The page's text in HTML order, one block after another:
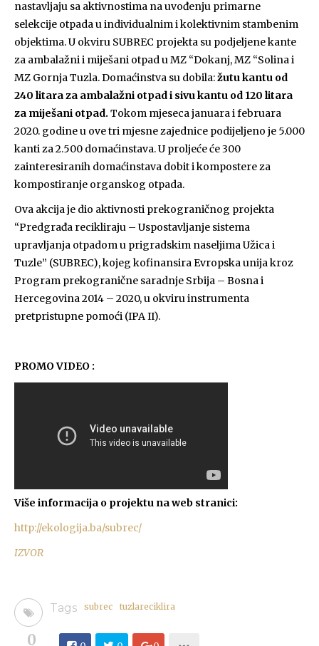
nastavljaju sa aktivnostima na uvođenju primarne
selekcije otpada u individualnim i kolektivnim stambenim
objektima. U okviru SUBREC projekta su podjeljene kante
za ambalažni i miješani otpad u MZ “Dokanj, MZ “Solina i
MZ Gornja Tuzla. Domaćinstva su dobila:žutu kantu od
240 litara za ambalažni otpad i sivu kantu od 120 litara
za miješani otpad. Tokom mjeseca januara i februara
2020. godine u ove tri mjesne zajednice podijeljeno je 5.000
kanti za 2.500 domaćinstava. U proljeće će 300
zainteresiranih domaćinstava dobit i kompostere za
kompostiranje organskog otpada.
Ova akcija je dio aktivnosti prekograničnog projekta
“Predgrađa recikliraju – Uspostavljanje sistema
upravljanja otpadom u prigradskim naseljima Užica i
Tuzle” (SUBREC), kojeg kofinansira Evropska unija kroz
Program prekogranične saradnje Srbija – Bosna i
Hercegovina 2014 – 2020, u okviru instrumenta
pretpristupne pomoći (IPA II).
PROMO VIDEO :
Više informacija o projektu na web stranici:
http://ekologija.ba/subrec/
IZVOR
Tags subrec tuzlareciklira
0